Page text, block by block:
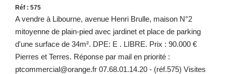
Réf : 575
A vendre à Libourne, avenue Henri Brulle, maison N°2
mitoyenne de plain-pied avec jardinet et place de parking
d'une surface de 34m². DPE: E . LIBRE. Prix : 90.000 €
Pierres et Terres. Réponse par mail en priorité :
ptcommercial@orange.fr 07.68.01.14.20 - (réf.575) Visites